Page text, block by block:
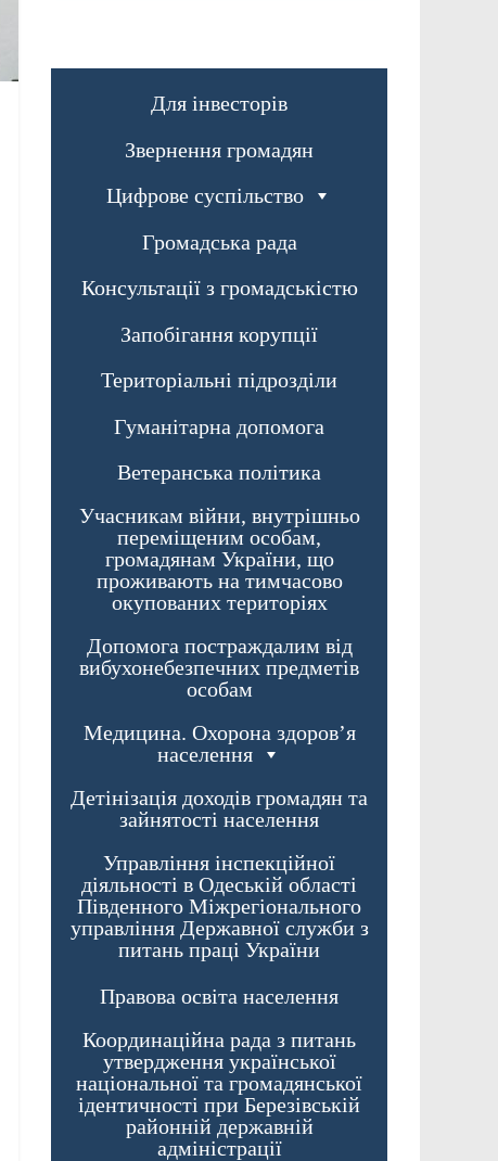
Для інвесторів
Звернення громадян
Цифрове суспільство
Громадська рада
Консультації з громадськістю
Запобігання корупції
Територіальні підрозділи
Гуманітарна допомога
Ветеранська політика
Учасникам війни, внутрішньо
переміщеним особам,
громадянам України, що
проживають на тимчасово
окупованих територіях
Допомога постраждалим від
вибухонебезпечних предметів
особам
Медицина. Охорона здоров’я
населення
Детінізація доходів громадян та
зайнятості населення
Управління інспекційної
діяльності в Одеській області
Південного Міжрегіонального
управління Державної служби з
питань праці України
Правова освіта населення
Координаційна рада з питань
утвердження української
національної та громадянської
ідентичності при Березівській
районній державній
адміністрації